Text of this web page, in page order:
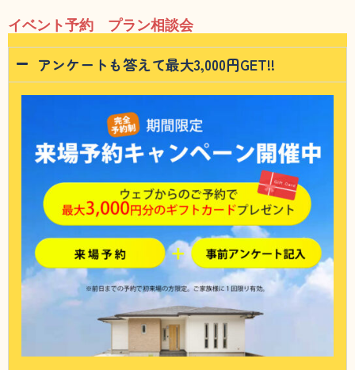
イベント予約 プラン相談会
アンケートも答えて最大3,000円GET!!